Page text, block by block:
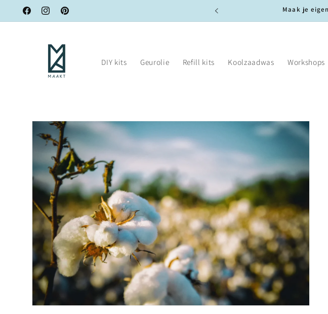
naar de
content
FacebookInstagramPinterest
Hergebruik je kaars met onze refill kits! Maak je
DIY kits Geurolie Refill kits Koolzaadwas Workshops
Ga direct naar
productinformatie